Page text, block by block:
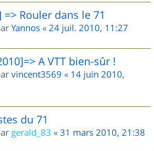
Rouler dans le 71
Yannos « 24 juil. 2010, 11:27
A VTT bien-sûr !
vincent3569 « 14 juin 2010,
du 71
gerald_83 « 31 mars 2010, 21:38